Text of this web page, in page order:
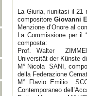
La Giuria, riunitasi il 21
compositore Giovanni
Menzione d’Onore al
La Commissione per il
composta:
Prof. Walter
Universität der Künste
M° Nicola SANI,
della Federazione
M° Flavio Emilio
Contemporaneo